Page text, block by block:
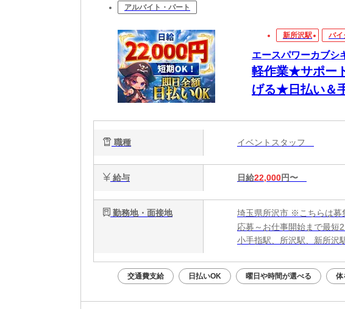
アルバイト・パート
新所沢駅 バイ
エースパワーカブ
軽作業★サポー
げる★日払い＆
職種 イベントスタッフ
給与 日給22,000円〜
勤務地・面接地
埼玉県所沢市 ※こちらは募
応募～お仕事開始まで最短
小手指駅、所沢駅、新所沢
交通費支給 日払いOK 曜日や時間が選べる 体